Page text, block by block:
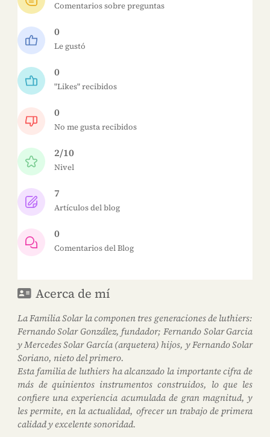
Comentarios sobre preguntas
0
Le gustó
0
"Likes" recibidos
0
No me gusta recibidos
2/10
Nivel
7
Artículos del blog
0
Comentarios del Blog
Acerca de mí
La Familia Solar la componen tres generaciones de luthiers:
Fernando Solar González, fundador; Fernando Solar Garcia
y Mercedes Solar García (arquetera) hijos, y Fernando Solar
Soriano, nieto del primero.
Esta familia de luthiers ha alcanzado la importante cifra de
más de quinientos instrumentos construidos, lo que les
confiere una experiencia acumulada de gran magnitud, y
les permite, en la actualidad, ofrecer un trabajo de primera
calidad y excelente sonoridad.